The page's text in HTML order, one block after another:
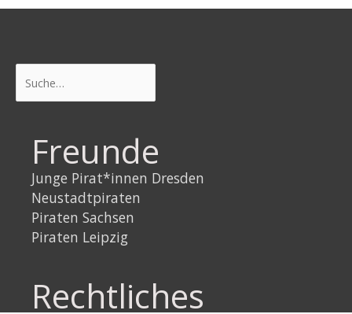
Freunde
Junge Pirat*innen Dresden
Neustadtpiraten
Piraten Sachsen
Piraten Leipzig
Rechtliches